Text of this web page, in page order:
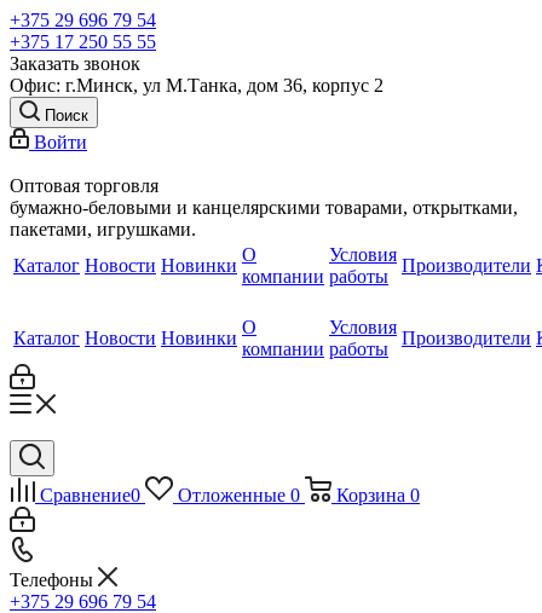
+375 29 696 79 54
+375 17 250 55 55
Заказать звонок
Офис: г.Минск, ул М.Танка, дом 36, корпус 2
Поиск
Войти
Оптовая торговля
бумажно-беловыми и канцелярскими товарами, открытками,
пакетами, игрушками.
Каталог Новости Новинки
О
компании
Условия
работы
Производители
Каталог Новости Новинки
О
компании
Условия
работы
Производители
Сравнение0 Отложенные 0 Корзина 0
Телефоны
+375 29 696 79 54